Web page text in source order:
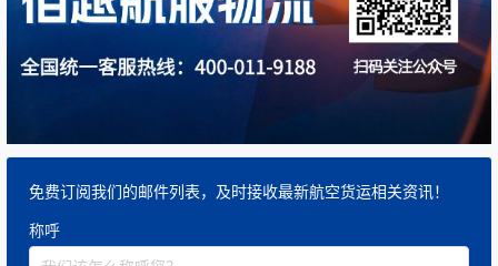
免费订阅我们的邮件列表，及时接收最新航空货运相关资讯！
称呼